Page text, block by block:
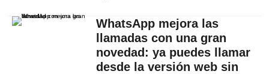
WhatsApp mejora las
llamadas con una gran
novedad: ya puedes llamar
desde la versión web sin